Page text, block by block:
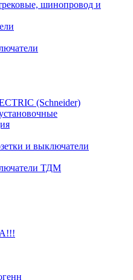
шинопровод и
(Schneider)
и выключатели
ТДМ